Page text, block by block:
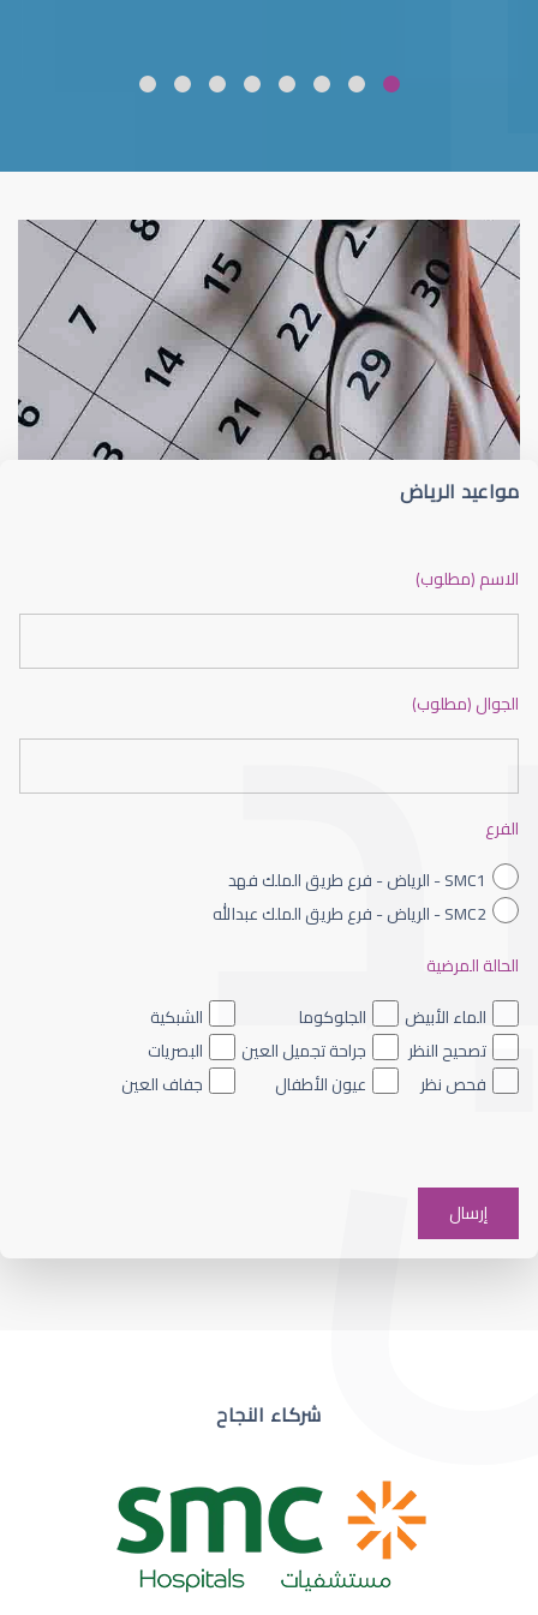
قلوبال لرعاية العين ضعف نظر
ضعف نظر الاطفال
ضعف نظر العين اليسرى
ضعف نظر مفاجئ
مواعيد الرياض
الاسم (مطلوب)
الجوال (مطلوب)
الفرع
SMC1 - الرياض - فرع طريق الملك فهد
SMC2 - الرياض - فرع طريق الملك عبدالله
الحالة المرضية
الماء الأبيض
الجلوكوما
الشبكية
تصحيح النظر
جراحة تجميل العين
البصريات
فحص نظر
عيون الأطفال جفاف العين
شركاء النجاح